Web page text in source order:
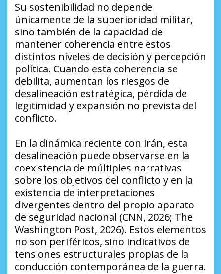
Su sostenibilidad no depende
únicamente de la superioridad militar,
sino también de la capacidad de
mantener coherencia entre estos
distintos niveles de decisión y percepción
política. Cuando esta coherencia se
debilita, aumentan los riesgos de
desalineación estratégica, pérdida de
legitimidad y expansión no prevista del
conflicto.
En la dinámica reciente con Irán, esta
desalineación puede observarse en la
coexistencia de múltiples narrativas
sobre los objetivos del conflicto y en la
existencia de interpretaciones
divergentes dentro del propio aparato
de seguridad nacional (CNN, 2026; The
Washington Post, 2026). Estos elementos
no son periféricos, sino indicativos de
tensiones estructurales propias de la
conducción contemporánea de la guerra.